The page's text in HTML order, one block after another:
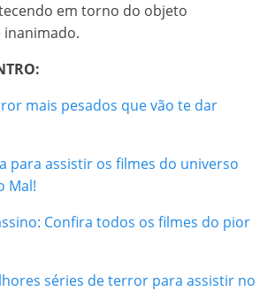
em torno do objeto
mais pesados que vão te dar
para assistir os filmes do universo
Mal!
Confira todos os filmes do pior
séries de terror para assistir no